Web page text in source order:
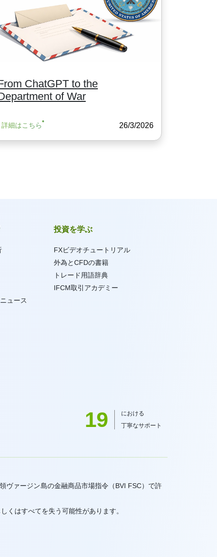
ChatGPT to the
of War
詳細はこちら 26/3/2026
ュース
投資を学ぶ
FXビデオチュートリアル
外為とCFDの書籍
トレード用語辞典
IFCM取引アカデミー
19
における
丁寧なサポート
ァージン島の金融商品市場指令（BVI FSC）で許
くはすべてを失う可能性があります。